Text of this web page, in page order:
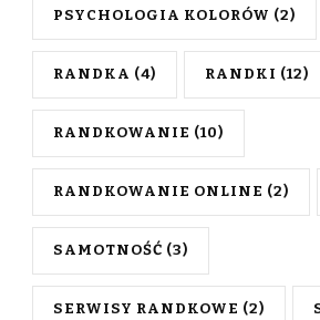
PSYCHOLOGIA KOLORÓW (2)
RANDKA (4) RANDKI (12)
RANDKOWANIE (10)
RANDKOWANIE ONLINE (2)
SAMOTNOŚĆ (3)
SERWISY RANDKOWE (2)